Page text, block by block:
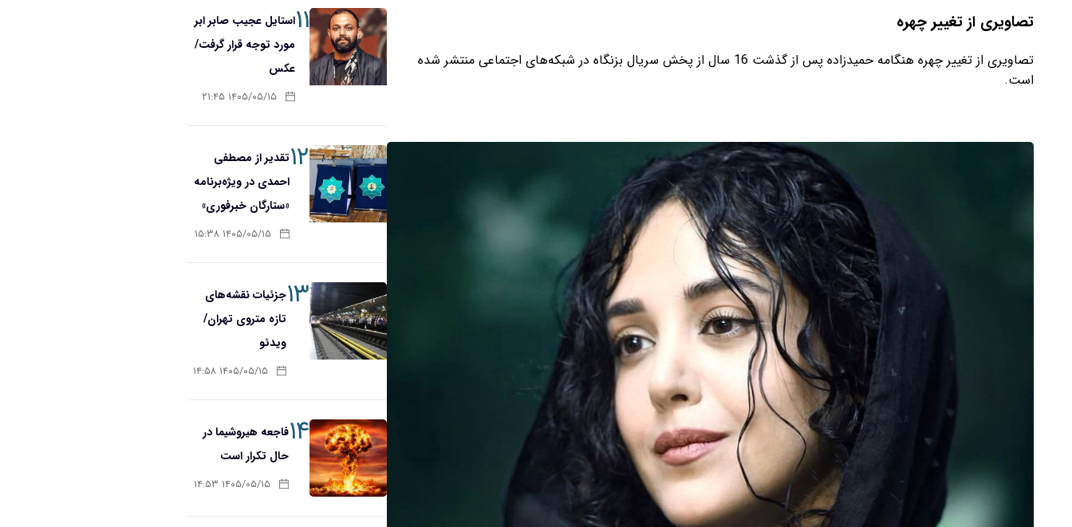
تصاویری از تغییر چهره
تصاویری از تغییر چهره هنگامه حمیدزاده پس از گذشت 16 سال از پخش سریال بزنگاه در شبکه‌های اجتماعی منتشر شده
است.
۱۱استایل عجیب صابر ابر
مورد توجه قرار گرفت/
عکس
۱۴۰۵/۰۵/۱۵ ۲۱:۴۵
۱۲تقدیر از مصطفی
احمدی در ویژه‌برنامه
«ستارگان خبرفوری»
۱۴۰۵/۰۵/۱۵ ۱۵:۳۸
۱۳جزئیات نقشه‌های
تازه متروی تهران/
ویدئو
۱۴۰۵/۰۵/۱۵ ۱۴:۵۸
۱۴فاجعه هیروشیما در
حال تکرار است
۱۴۰۵/۰۵/۱۵ ۱۴:۵۳